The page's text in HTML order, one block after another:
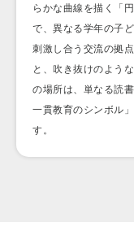
らかな曲線を描く「
で、異なる学年の子
刺激し合う交流の拠
と、吹き抜けのよう
の場所は、単なる読
一貫教育のシンボル
す。